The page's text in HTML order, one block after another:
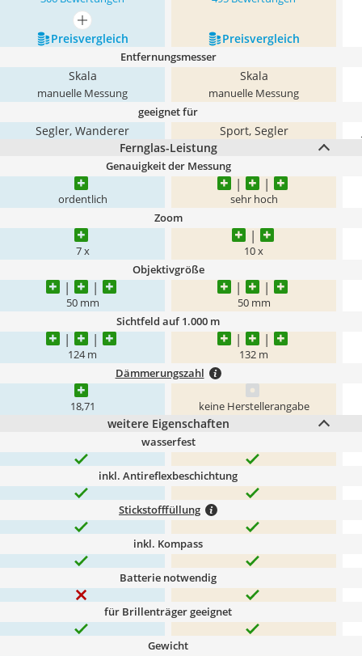
mehr anzeigen
Preis­vergleich
Preis­vergleich
Entfernungsmesser
Skala
manuelle Messung
Skala
manuelle Messung
geeignet für
Segler, Wanderer Sport, Segler
Fernglas-Leistung
Genauigkeit der Messung
ordentlich sehr hoch
Zoom
7 x 10 x
Objektivgröße
50 mm 50 mm
Sichtfeld auf 1.000 m
124 m 132 m
Dämmerungszahl
18,71 keine Herstellerangabe
weitere Eigenschaften
wasserfest
inkl. Antireflexbeschichtung
Stickstofffüllung
inkl. Kompass
Batterie notwendig
für Brillenträger geeignet
Gewicht